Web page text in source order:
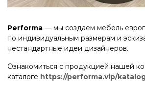
Performa — мы создаем мебель
по индивидуальным размерам и
нестандартные идеи дизайнеров.
Ознакомиться с продукцией нашей
каталоге https://performa.vip/